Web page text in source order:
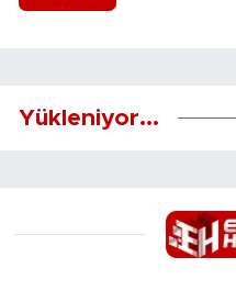
Yükleniyor...